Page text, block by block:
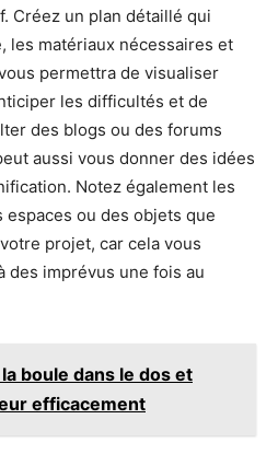
Créez un plan détaillé qui
les matériaux nécessaires et
permettra de visualiser
les difficultés et de
des blogs ou des forums
aussi vous donner des idées
Notez également les
ou des objets que
projet, car cela vous
des imprévus une fois au
boule dans le dos et
efficacement